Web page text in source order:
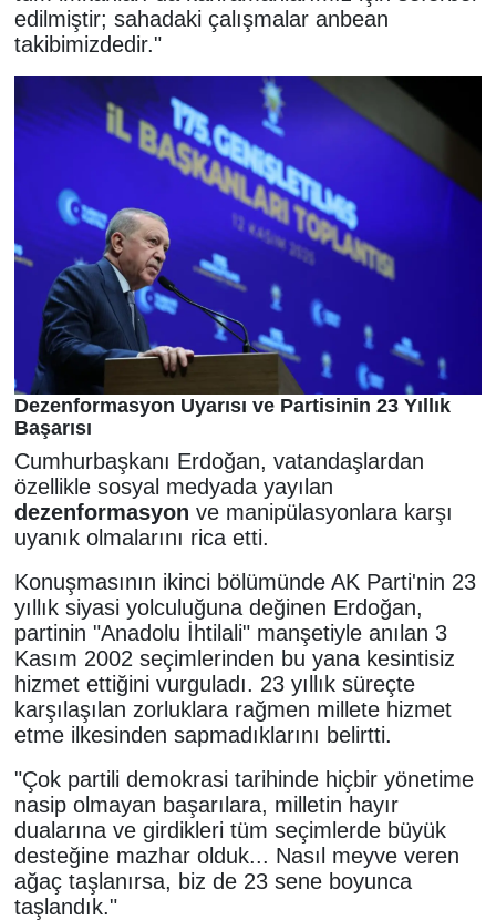
edilmiştir; sahadaki çalışmalar anbean
takibimizdedir."
Dezenformasyon Uyarısı ve Partisinin 23 Yıllık
Başarısı
Cumhurbaşkanı Erdoğan, vatandaşlardan
özellikle sosyal medyada yayılan
dezenformasyon ve manipülasyonlara karşı
uyanık olmalarını rica etti.
Konuşmasının ikinci bölümünde AK Parti'nin 23
yıllık siyasi yolculuğuna değinen Erdoğan,
partinin "Anadolu İhtilali" manşetiyle anılan 3
Kasım 2002 seçimlerinden bu yana kesintisiz
hizmet ettiğini vurguladı. 23 yıllık süreçte
karşılaşılan zorluklara rağmen millete hizmet
etme ilkesinden sapmadıklarını belirtti.
"Çok partili demokrasi tarihinde hiçbir yönetime
nasip olmayan başarılara, milletin hayır
dualarına ve girdikleri tüm seçimlerde büyük
desteğine mazhar olduk... Nasıl meyve veren
ağaç taşlanırsa, biz de 23 sene boyunca
taşlandık."